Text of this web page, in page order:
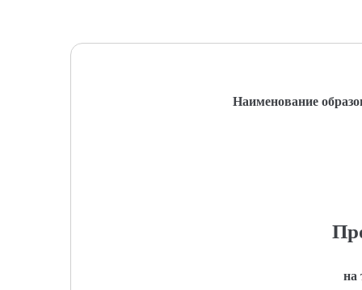
Наименование
на